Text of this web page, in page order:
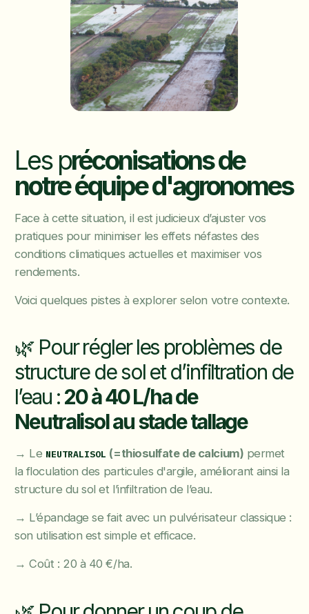
Les préconisations de
notre équipe d'agronomes
Face à cette situation, il est judicieux d’ajuster vos
pratiques pour minimiser les effets néfastes des
conditions climatiques actuelles et maximiser vos
rendements.
Voici quelques pistes à explorer selon votre contexte.
🌿 Pour régler les problèmes de
structure de sol et d’infiltration de
l’eau :20 à 40 L/ha de
Neutralisol au stade tallage
→ Le NEUTRALISOL (=thiosulfate de calcium) permet
la floculation des particules d'argile, améliorant ainsi la
structure du sol et l’infiltration de l’eau.
→ L’épandage se fait avec un pulvérisateur classique :
son utilisation est simple et efficace.
→ Coût : 20 à 40 €/ha.